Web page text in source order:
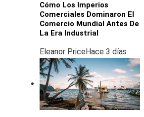
Cómo Los Imperios
Comerciales Dominaron El
Comercio Mundial Antes De
La Era Industrial
Eleanor Price Hace 3 días